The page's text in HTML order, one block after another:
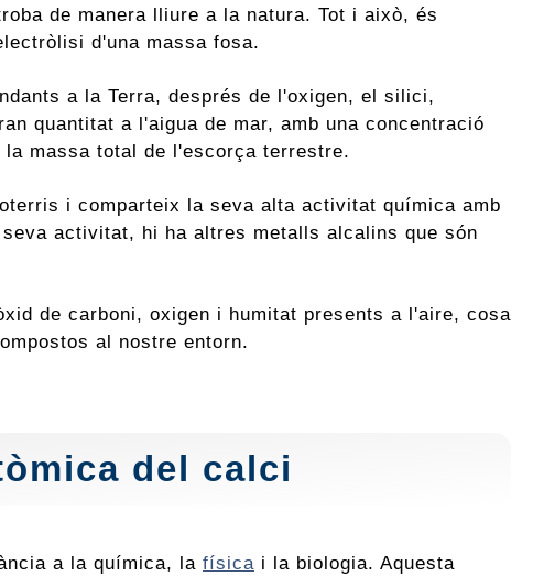
de manera lliure a la natura. Tot i això, és
d'una massa fosa.
a la Terra, després de l'oxigen, el silici,
quantitat a l'aigua de mar, amb una concentració
massa total de l'escorça terrestre.
i comparteix la seva alta activitat química amb
activitat, hi ha altres metalls alcalins que són
de carboni, oxigen i humitat presents a l'aire, cosa
al nostre entorn.
del calci
a la química, la física i la biologia. Aquesta